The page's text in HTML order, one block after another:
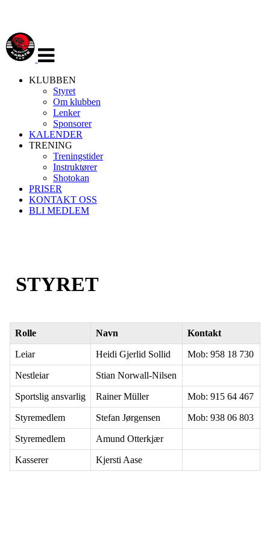
navigasjon
KLUBBEN
Styret
Om klubben
Lenker
Sponsorer
KALENDER
TRENING
Treningstider
Instruktører
Shotokan
PRISER
KONTAKT OSS
BLI MEDLEM
STYRET
Rolle Navn Kontakt
Leiar Heidi Gjerlid Sollid Mob: 958 18 730
Nestleiar Stian Norwall-Nilsen
Sportslig ansvarlig Rainer Müller Mob: 915 64 467
Styremedlem Stefan Jørgensen Mob: 938 06 803
Styremedlem Amund Otterkjær
Kasserer Kjersti Aase